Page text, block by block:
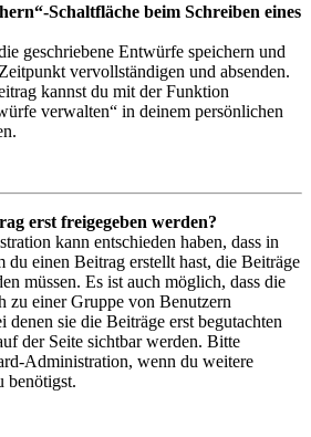
Schaltfläche beim Schreiben eines
geschriebene Entwürfe speichern und
vervollständigen und absenden.
kannst du mit der Funktion
verwalten“ in deinem persönlichen
erst freigegeben werden?
kann entschieden haben, dass in
du einen Beitrag erstellt hast, die Beiträge
müssen. Es ist auch möglich, dass die
zu einer Gruppe von Benutzern
denen sie die Beiträge erst begutachten
der Seite sichtbar werden. Bitte
Administration, wenn du weitere
benötigst.